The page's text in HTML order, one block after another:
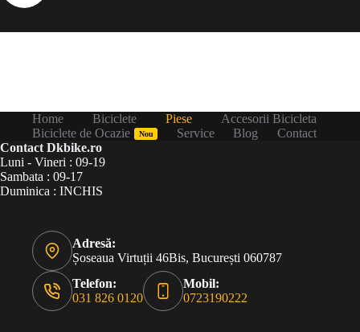
Home Biciclete Piese
Accesorii Bicicleta
Biciclete de Ocazie
Nou Service Blog
Contact
Contact Dkbike.ro
Luni - Vineri : 09-19
Sambata : 09-17
Duminica : INCHIS
Adresă:
Șoseaua Virtuții 46Bis, București 060787
Telefon:
031 826 0120
Mobil:
0723190222